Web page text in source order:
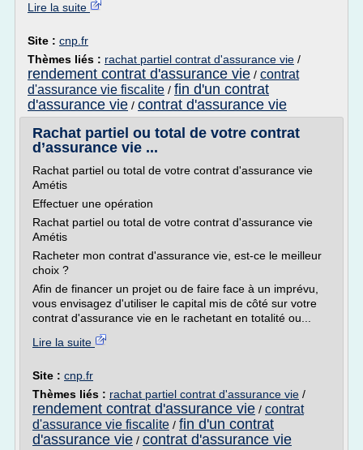
Lire la suite
Site : cnp.fr
Thèmes liés : rachat partiel contrat d'assurance vie /
rendement contrat d'assurance vie / contrat
d'assurance vie fiscalite / fin d'un contrat
d'assurance vie / contrat d'assurance vie
Rachat partiel ou total de votre contrat
d’assurance vie ...
Rachat partiel ou total de votre contrat d'assurance vie
Amétis
Effectuer une opération
Rachat partiel ou total de votre contrat d'assurance vie
Amétis
Racheter mon contrat d'assurance vie, est-ce le meilleur
choix ?
Afin de financer un projet ou de faire face à un imprévu,
vous envisagez d'utiliser le capital mis de côté sur votre
contrat d'assurance vie en le rachetant en totalité ou...
Lire la suite
Site : cnp.fr
Thèmes liés : rachat partiel contrat d'assurance vie /
rendement contrat d'assurance vie / contrat
d'assurance vie fiscalite / fin d'un contrat
d'assurance vie / contrat d'assurance vie